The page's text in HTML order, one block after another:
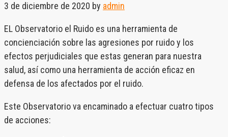
3 de diciembre de 2020 by admin
EL Observatorio el Ruido es una herramienta de
concienciación sobre las agresiones por ruido y los
efectos perjudiciales que estas generan para nuestra
salud, así como una herramienta de acción eficaz en
defensa de los afectados por el ruido.
Este Observatorio va encaminado a efectuar cuatro tipos
de acciones: